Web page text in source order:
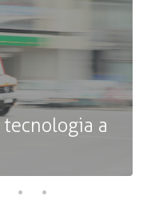
tecnologia a